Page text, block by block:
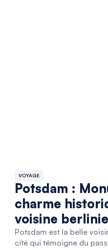
VOYAGE
Potsdam :
charme
voisine
Potsdam est la belle
cité qui témoigne du